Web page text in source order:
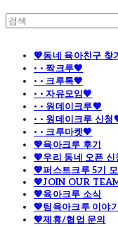
💖동네 육아친구 찾
· · 짝크루🧡
· · 크루톡🧡
· · 자유모임🧡
· · 원데이크루🧡
· · 원데이크루 신청
· · 크루마켓🧡
💖육아크루 후기
💖우리 동네 오픈 신
💖퍼스트크루 5기
💖JOIN OUR
💖육아크루 소식
💖팀육아크루 이야기
💖제휴/협업 문의